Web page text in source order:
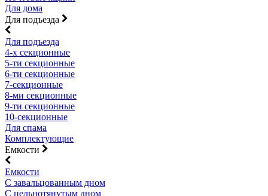
Для дома
Для подъезда
Для подъезда
4-х секционные
5-ти секционные
6-ти секционные
7-секционные
8-ми секционные
9-ти секционные
10-секционные
Для спама
Комплектующие
Емкости
Емкости
С завальцованным дном
С цельнотянутым дном